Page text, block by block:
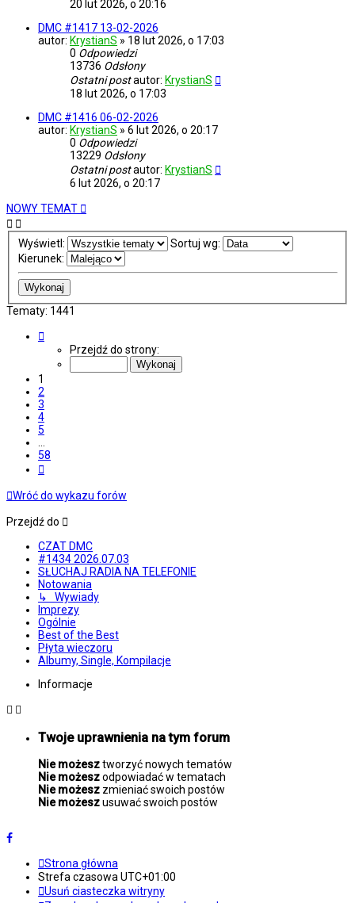
20 lut 2026, o 20:16
DMC #1417 13-02-2026
autor: KrystianS » 18 lut 2026, o 17:03
0 Odpowiedzi
13736 Odsłony
Ostatni postautor: KrystianS
18 lut 2026, o 17:03
DMC #1416 06-02-2026
autor: KrystianS » 6 lut 2026, o 20:17
0 Odpowiedzi
13229 Odsłony
Ostatni postautor: KrystianS
6 lut 2026, o 20:17
NOWY TEMAT
Wyświetl:
Sortuj wg:
Kierunek:
Tematy: 1441
Przejdź do strony:
1
2
3
4
5
58
Wróć do wykazu forów
Przejdź do
CZAT DMC
#1434 2026.07.03
SŁUCHAJ RADIA NA TELEFONIE
Notowania
↳ Wywiady
Imprezy
Ogólnie
Best of the Best
Płyta wieczoru
Albumy, Single, Kompilacje
Informacje
Twoje uprawnienia na tym forum
Nie możesztworzyć nowych tematów
Nie możeszodpowiadać w tematach
Nie możesz zmieniać swoich postów
Nie możeszusuwać swoich postów
Strona główna
Strefa czasowa UTC+01:00
Usuń ciasteczka witryny